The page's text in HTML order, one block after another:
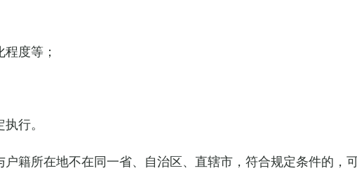
度等；
行。
籍所在地不在同一省、自治区、直辖市，符合规定条件的，